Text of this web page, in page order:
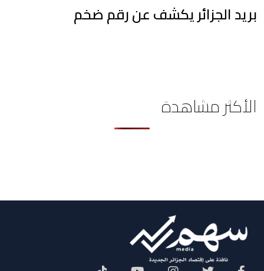
بريد الجزائر يكشف عن رقم ضخم
الأكثر مشاهدة